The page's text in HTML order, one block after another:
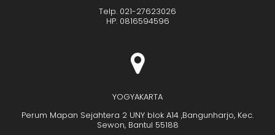
Telp. 021-27623026
HP. 0816594596
YOGYAKARTA
Perum Mapan Sejahtera 2 UNY blok A14 ,Bangunharjo, Kec.
Sewon, Bantul 55188